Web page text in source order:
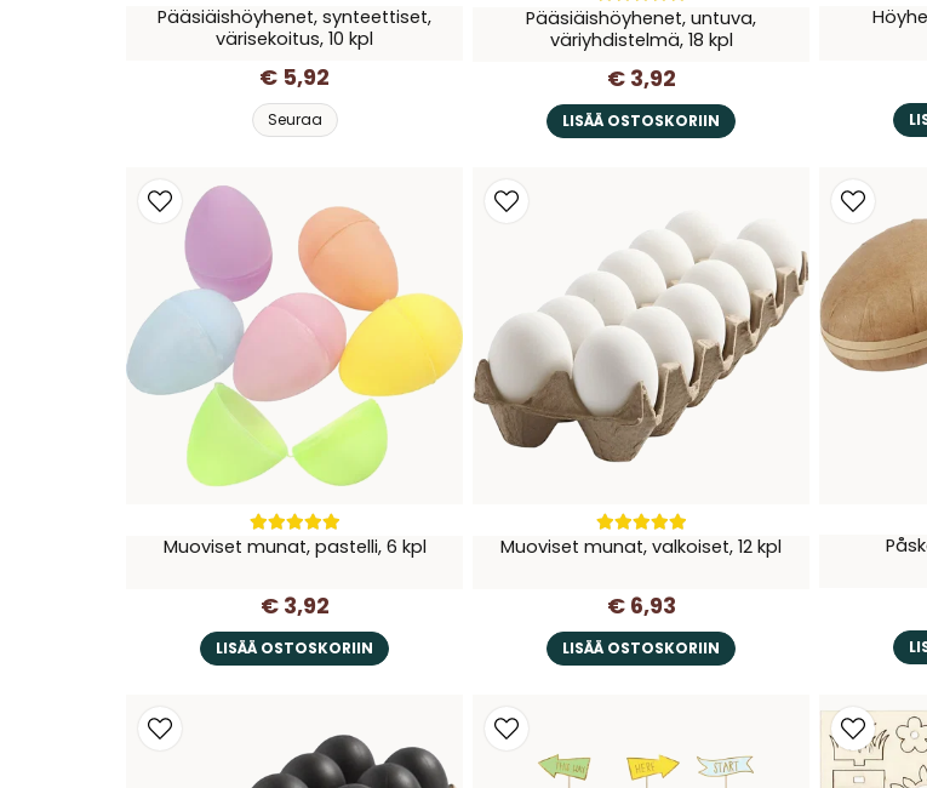
Pääsiäishöyhenet, synteettiset,
värisekoitus, 10 kpl
€ 5,92
Seuraa
Pääsiäishöyhenet, untuva,
väriyhdistelmä, 18 kpl
€ 3,92
LISÄÄ OSTOSKORIIN
Muoviset munat, pastelli, 6 kpl
€ 3,92
LISÄÄ OSTOSKORIIN
Muoviset munat, valkoiset, 12 kpl
€ 6,93
LISÄÄ OSTOSKORIIN